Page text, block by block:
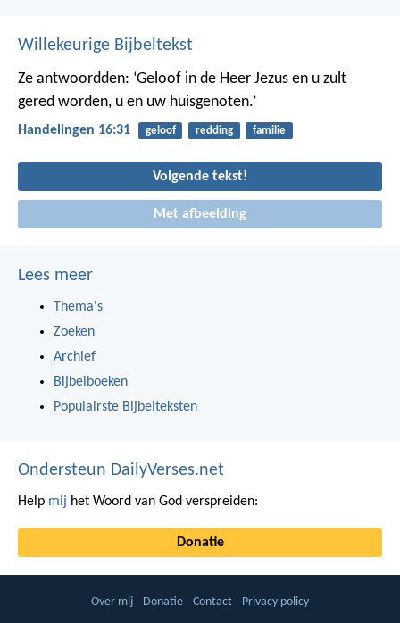
Willekeurige Bijbeltekst
Ze antwoordden: ‘Geloof in de Heer Jezus en u zult
gered worden, u en uw huisgenoten.’
Handelingen 16:31 geloof redding familie
Volgende tekst!
Met afbeelding
Lees meer
Thema's
Zoeken
Archief
Bijbelboeken
Populairste Bijbelteksten
Ondersteun DailyVerses.net
Help mij het Woord van God verspreiden:
Donatie
Over mij Donatie Contact Privacy policy